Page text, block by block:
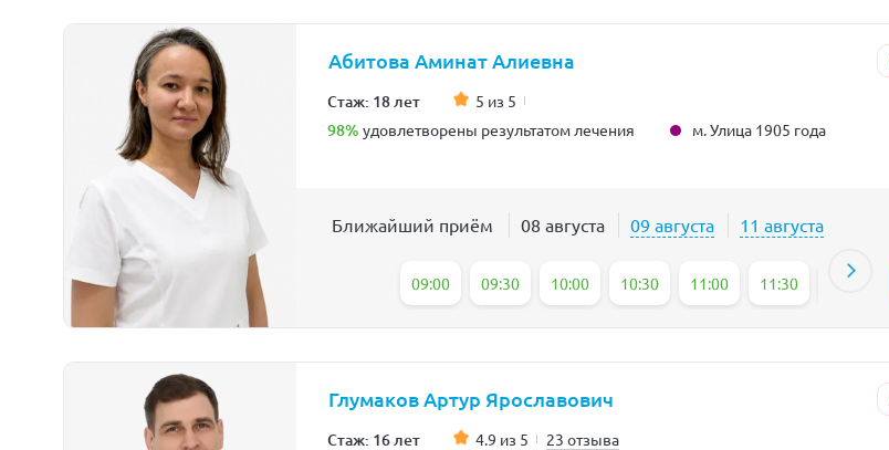
Абитова Аминат Алиевна
Стаж: 18 лет 5 из 5
98% удовлетворены результатом лечения м. Улица 1905 года
Ближайший приём 08 августа 09 августа 11 августа
09:00 09:30 10:00 10:30 11:00 11:30 12:00
Глумаков Артур Ярославович
Стаж: 16 лет 4.9 из 5 23 отзыва